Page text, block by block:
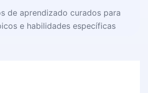
de aprendizado curados para
e habilidades específicas